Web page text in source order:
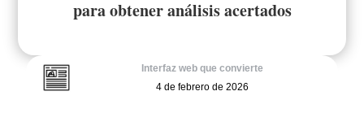
para obtener análisis acertados
Interfaz web que convierte
4 de febrero de 2026